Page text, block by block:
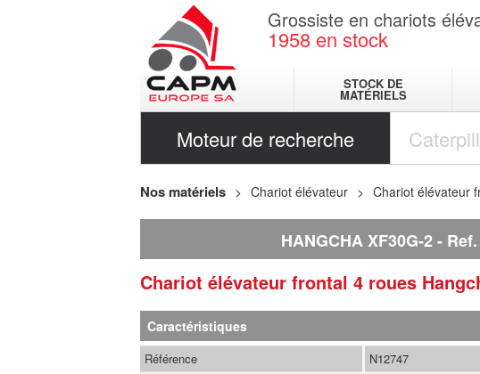
Grossiste en chariots
1958 en stock
STOCK DE
MATÉRIELS
Moteur de recherche
Nos matériels Chariot élévateur Chariot élévateur
HANGCHA XF30G-2 Ref.
Chariot élévateur frontal 4 roues
Caractéristiques
Référence
N12747